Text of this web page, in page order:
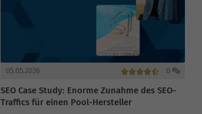
05.05.2026 0
SEO Case Study: Enorme Zunahme des SEO-
Traffics für einen Pool-Hersteller